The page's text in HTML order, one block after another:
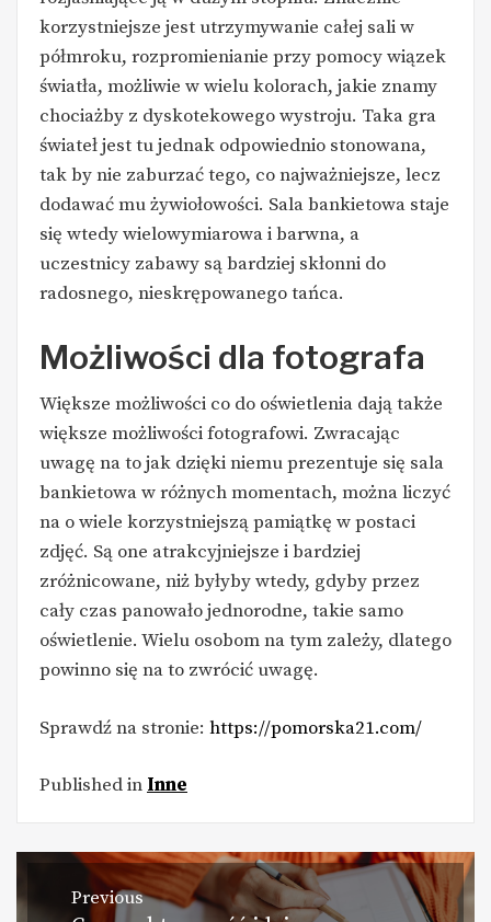
korzystniejsze jest utrzymywanie całej sali w
półmroku, rozpromienianie przy pomocy wiązek
światła, możliwie w wielu kolorach, jakie znamy
chociażby z dyskotekowego wystroju. Taka gra
świateł jest tu jednak odpowiednio stonowana,
tak by nie zaburzać tego, co najważniejsze, lecz
dodawać mu żywiołowości. Sala bankietowa staje
się wtedy wielowymiarowa i barwna, a
uczestnicy zabawy są bardziej skłonni do
radosnego, nieskrępowanego tańca.
Możliwości dla fotografa
Większe możliwości co do oświetlenia dają także
większe możliwości fotografowi. Zwracając
uwagę na to jak dzięki niemu prezentuje się sala
bankietowa w różnych momentach, można liczyć
na o wiele korzystniejszą pamiątkę w postaci
zdjęć. Są one atrakcyjniejsze i bardziej
zróżnicowane, niż byłyby wtedy, gdyby przez
cały czas panowało jednorodne, takie samo
oświetlenie. Wielu osobom na tym zależy, dlatego
powinno się na to zwrócić uwagę.
Sprawdź na stronie: https://pomorska21.com/
Published in Inne
Nawigacja
Previous